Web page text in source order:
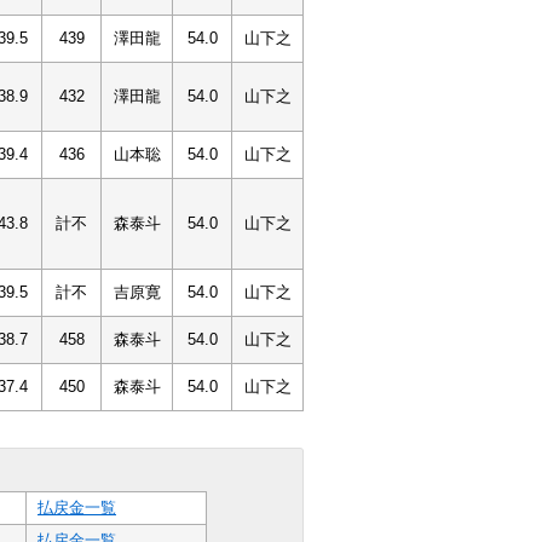
439 澤田龍 54.0 山下之
432 澤田龍 54.0 山下之
436 山本聡 54.0 山下之
計不 森泰斗 54.0 山下之
計不 吉原寛 54.0 山下之
458 森泰斗 54.0 山下之
450 森泰斗 54.0 山下之
払戻金一覧